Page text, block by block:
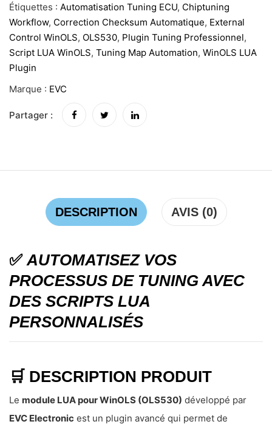
Étiquettes : Automatisation Tuning ECU, Chiptuning
Workflow, Correction Checksum Automatique, External
Control WinOLS, OLS530, Plugin Tuning Professionnel,
Script LUA WinOLS, Tuning Map Automation, WinOLS LUA
Plugin
Marque : EVC
Partager :
DESCRIPTION AVIS (0)
✅AUTOMATISEZ VOS
PROCESSUS DE TUNING AVEC
DES SCRIPTS LUA
PERSONNALISÉS
🛒 DESCRIPTION PRODUIT
Le module LUA pour WinOLS (OLS530) développé par
EVC Electronic est un plugin avancé qui permet de